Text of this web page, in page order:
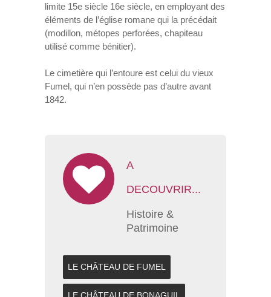
CULTURE ET PATRIMOINE
DÉCISIONS & DÉLIBÉRATIONS
RENDEZ-VOUS EN LIGNE
limite 15e siècle 16e siècle, en employant des
éléments de l’église romane qui la précédait
(modillon, métopes perforées, chapiteau
utilisé comme bénitier).
Le cimetière qui l’entoure est celui du vieux
Fumel, qui n’en possède pas d’autre avant
1842.
A
DECOUVRIR...
Histoire &
Patrimoine
LE CHÂTEAU DE FUMEL
LE CHÂTEAU DE BONAGUIL